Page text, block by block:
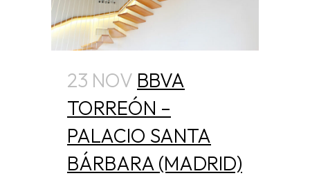
23 NOV BBVA
TORREÓN –
PALACIO SANTA
BÁRBARA (MADRID)